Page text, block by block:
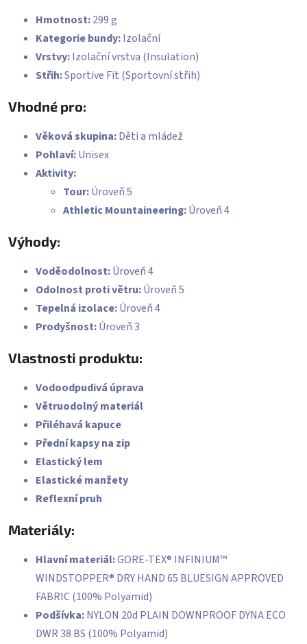
Hmotnost:299 g
Kategorie bundy:Izolační
Vrstvy:Izolační vrstva (Insulation)
Střih:Sportive Fit (Sportovní střih)
Vhodné pro:
Věková skupina:Děti a mládež
Pohlaví:Unisex
Aktivity:
Tour:Úroveň 5
Athletic Mountaineering:Úroveň 4
Výhody:
Voděodolnost:Úroveň 4
Odolnost proti větru:Úroveň 5
Tepelná izolace:Úroveň 4
Prodyšnost:Úroveň 3
Vlastnosti produktu:
Vodoodpudivá úprava
Větruodolný materiál
Přiléhavá kapuce
Přední kapsy na zip
Elastický lem
Elastické manžety
Reflexní pruh
Materiály:
Hlavní materiál:GORE-TEX® INFINIUM™
WINDSTOPPER® DRY HAND 65 BLUESIGN APPROVED
FABRIC (100% Polyamid)
Podšívka:NYLON 20d PLAIN DOWNPROOF DYNA ECO
DWR 38 BS (100% Polyamid)